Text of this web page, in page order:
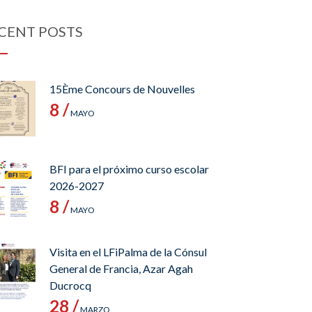
POSTS
15Ème Concours de Nouvelles
8 /MAYO
BFI para el próximo curso escolar
2026-2027
8 /MAYO
Visita en el LFiPalma de la Cónsul
General de Francia, Azar Agah
Ducrocq
28 /MARZO